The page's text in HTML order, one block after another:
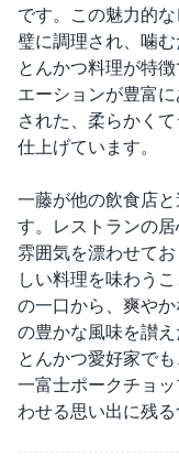
です。この魅力的
璧に調理され、噛
とんかつ料理が特
エーションが豊富
された、柔らかく
仕上げています。
一藤が他の飲食店
す。レストランの
雰囲気を漂わせて
しい料理を味わう
の一口から、爽や
の豊かな風味を讃
とんかつ愛好家で
一富士ポークチョ
わせる思い出に残る